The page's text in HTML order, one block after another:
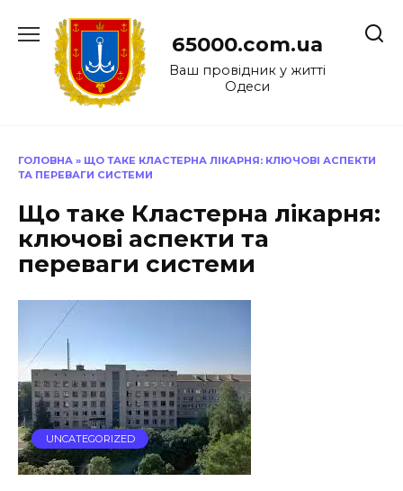
до
65000.com.ua
Ваш провідник у житті
Одеси
ГОЛОВНА » ЩО ТАКЕ КЛАСТЕРНА ЛІКАРНЯ: КЛЮЧОВІ АСПЕКТИ
ТА ПЕРЕВАГИ СИСТЕМИ
Що таке Кластерна лікарня:
ключові аспекти та
переваги системи
UNCATEGORIZED